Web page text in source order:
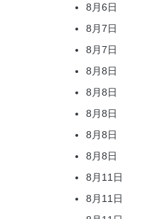
8月6日
8月7日
8月7日
8月8日
8月8日
8月8日
8月8日
8月8日
8月11日
8月11日